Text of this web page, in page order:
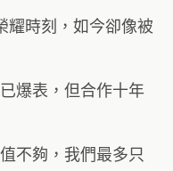
耀時刻，如今卻像被
爆表，但合作十年
不夠，我們最多只